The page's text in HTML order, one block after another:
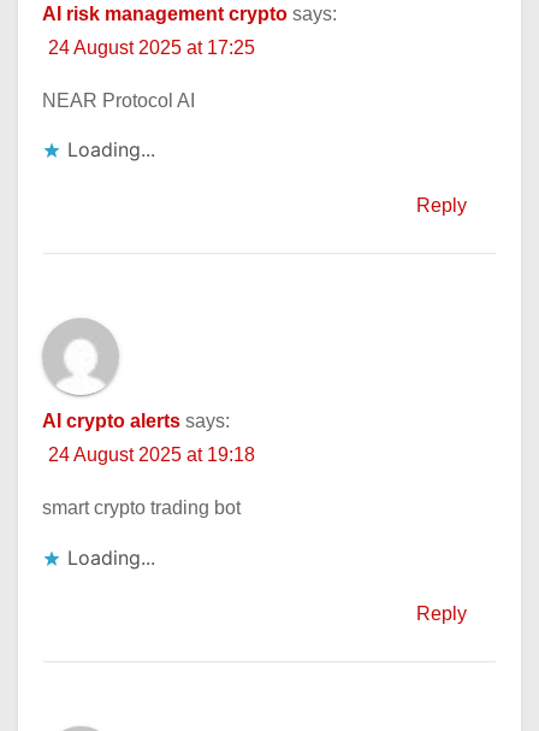
AI risk management crypto says:
24 August 2025 at 17:25
NEAR Protocol AI
Loading...
Reply
AI crypto alerts says:
24 August 2025 at 19:18
smart crypto trading bot
Loading...
Reply